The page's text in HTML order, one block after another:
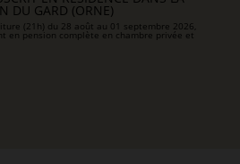
DU GARD (ORNE)
(21h) du 28 août au 01 septembre 2026,
en pension complète en chambre privée et